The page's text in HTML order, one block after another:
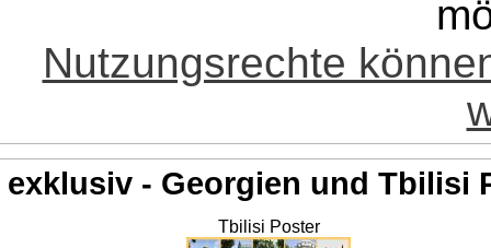
Nutzungsrechte
exklusiv - Georgien und Tbilisi
Tbilisi Poster